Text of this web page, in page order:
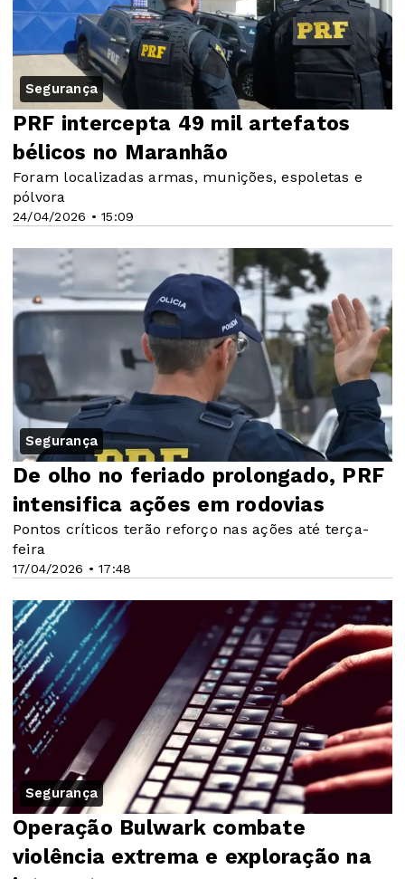
Segurança
24/04/2026 • 15:09
PRF intercepta 49 mil artefatos
bélicos no Maranhão
Foram localizadas armas, munições, espoletas e
pólvora
Segurança
17/04/2026 • 17:48
De olho no feriado prolongado, PRF
intensifica ações em rodovias
Pontos críticos terão reforço nas ações até terça-
feira
Segurança
Operação Bulwark combate
violência extrema e exploração na